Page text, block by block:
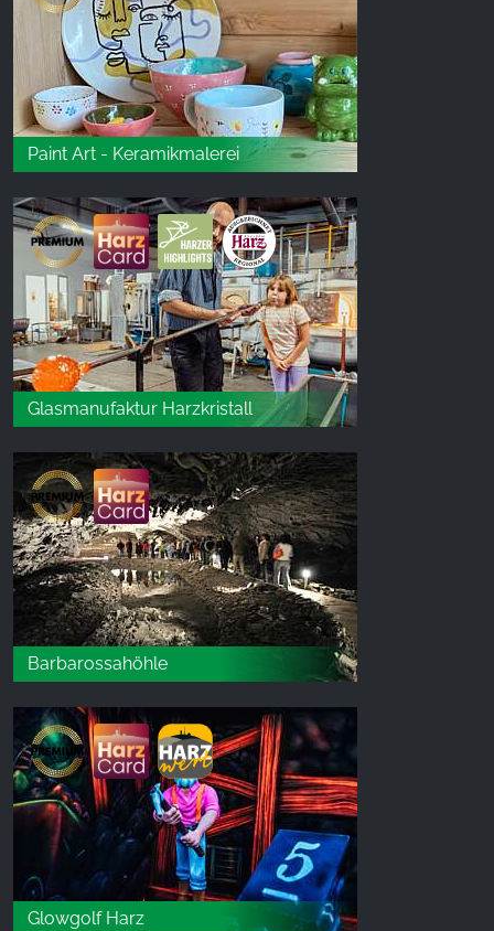
Paint Art - Keramikmalerei
Glasmanufaktur Harzkristall
Barbarossahöhle
Glowgolf Harz